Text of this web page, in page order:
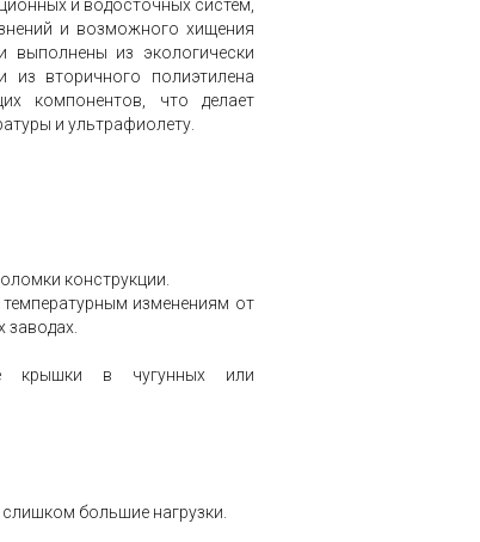
и водосточных систем,
и возможного хищения
выполнены из экологически
из вторичного полиэтилена
компонентов, что делает
и ультрафиолету.
конструкции.
изменениям от
заводах.
крышки в чугунных или
большие нагрузки.